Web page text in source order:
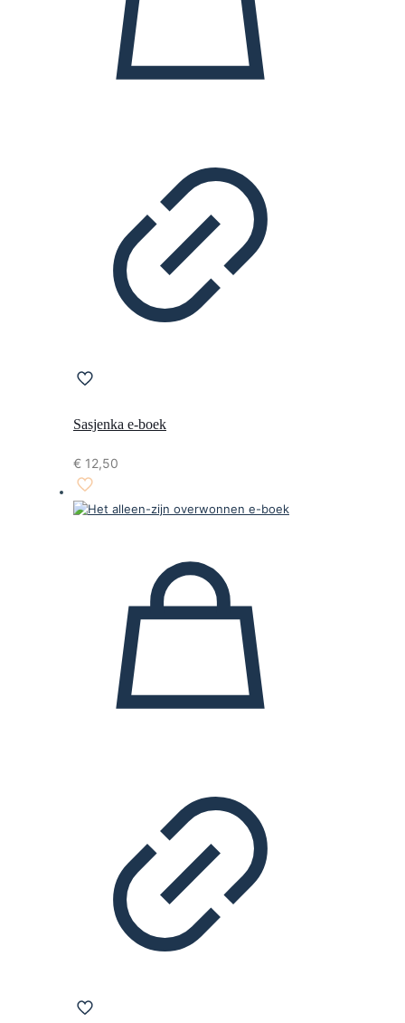
Sasjenka e-boek
€ 12,50